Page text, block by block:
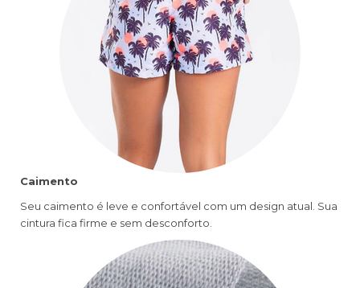
Caimento
Seu caimento é leve e confortável com um design atual. Sua
cintura fica firme e sem desconforto.